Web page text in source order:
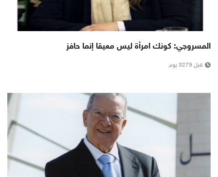
المسروجي: كونك امرأة ليس معيقا إنما حافز
قبل 3279 يوم